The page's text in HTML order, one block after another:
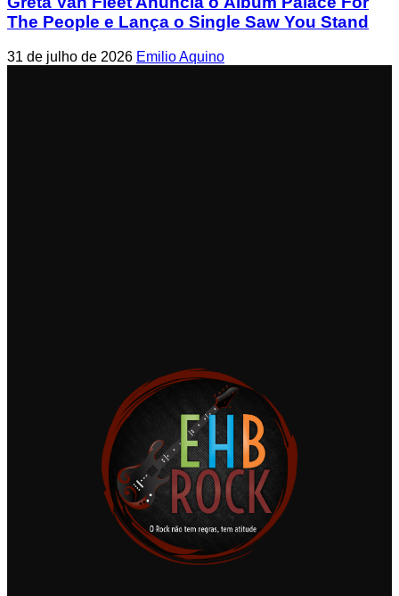
The People e Lança o Single Saw You Stand
31 de julho de 2026 Emilio Aquino